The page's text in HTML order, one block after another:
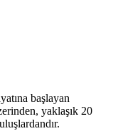
başlayan
yaklaşık 20